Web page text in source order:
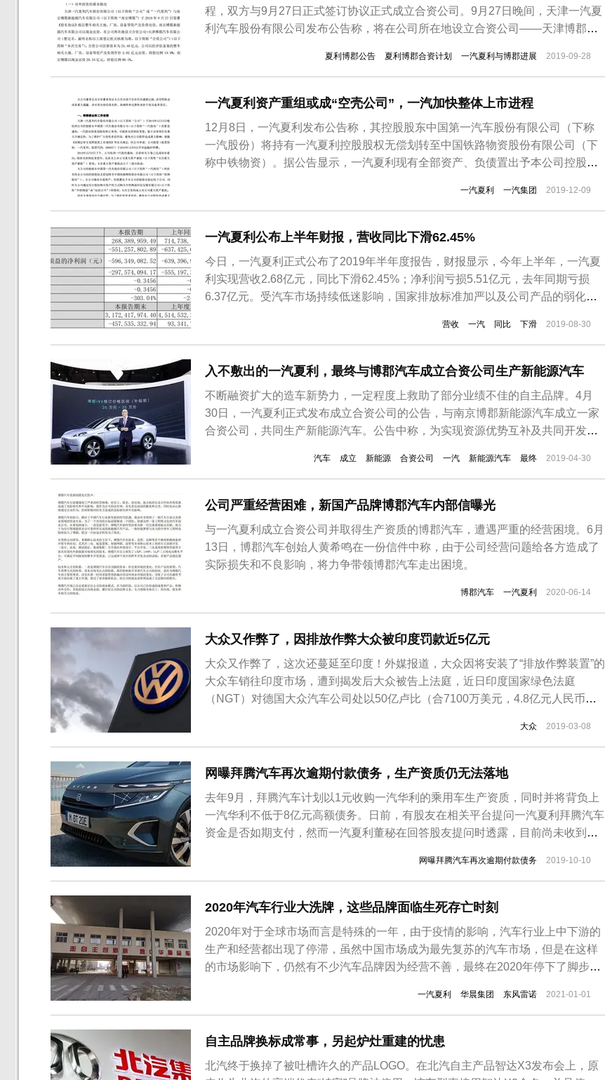
程，双方与9月27日正式签订协议正式成立合资公司。9月27日晚间，天津一汽夏
利汽车股份有限公司发布公告称，将在公司所在地设立合资公司——天津博郡汽
地、厂房、设备等资产及负债作价5.05亿元出资，持股比例19.9%；南京博郡新
能源汽车以现金出资20.34亿元，...
夏利博郡公告 夏利博郡合资计划 一汽夏利与博郡进展 2019-09-28
一汽夏利资产重组或成“空壳公司”，一汽加快整体上市进程
12月8日，一汽夏利发布公告称，其控股股东中国第一汽车股份有限公司（下称
一汽股份）将持有一汽夏利控股股权无偿划转至中国铁路物资股份有限公司（下
称中铁物资）。据公告显示，一汽夏利现有全部资产、负债置出予本公司控股股
公司（下称中铁物晟）控股权，本次交易构成上市公司重大资产重组。据启信宝
显示，中铁物晟科技发展有限公司成立于2018年7...
一汽夏利 一汽集团 2019-12-09
一汽夏利公布上半年财报，营收同比下滑62.45%
今日，一汽夏利正式公布了2019年半年度报告，财报显示，今年上半年，一汽夏
利实现营收2.68亿元，同比下滑62.45%；净利润亏损5.51亿元，去年同期亏损
6.37亿元。受汽车市场持续低迷影响，国家排放标准加严以及公司产品的弱化、
今年上半年，一汽夏利共生产威志和骏派轿车1126辆，同比下滑93.34%，销售
3929辆，同比下滑6...
营收 一汽 同比 下滑 2019-08-30
入不敷出的一汽夏利，最终与博郡汽车成立合资公司生产新能源汽车
不断融资扩大的造车新势力，一定程度上救助了部分业绩不佳的自主品牌。4月
30日，一汽夏利正式发布成立合资公司的公告，与南京博郡新能源汽车成立一家
合资公司，共同生产新能源汽车。公告中称，为实现资源优势互补及共同开发新
博郡新能源汽车有限公司以现金出资，在公司所在地成立合资公司，生产新能源
车型。一汽夏利利用自身资产，解决了公司后续发展以...
汽车 成立 新能源 合资公司 一汽 新能源汽车 最终 2019-04-30
公司严重经营困难，新国产品牌博郡汽车内部信曝光
与一汽夏利成立合资公司并取得生产资质的博郡汽车，遭遇严重的经营困境。6月
13日，博郡汽车创始人黄希鸣在一份信件中称，由于公司经营问题给各方造成了
实际损失和不良影响，将力争带领博郡汽车走出困境。
博郡汽车 一汽夏利 2020-06-14
大众又作弊了，因排放作弊大众被印度罚款近5亿元
大众又作弊了，这次还蔓延至印度！外媒报道，大众因将安装了“排放作弊装置”的
大众车销往印度市场，遭到揭发后大众被告上法庭，近日印度国家绿色法庭
（NGT）对德国大众汽车公司处以50亿卢比（合7100万美元，4.8亿元人民币）
化物（NOx）排放对印度空气造成了污染。在印度绿色法庭审理案件过程中，有
人还提出印度应该禁售大众汽车。大众排放...
大众 2019-03-08
网曝拜腾汽车再次逾期付款债务，生产资质仍无法落地
去年9月，拜腾汽车计划以1元收购一汽华利的乘用车生产资质，同时并将背负上
一汽华利不低于8亿元高额债务。日前，有股友在相关平台提问一汽夏利拜腾汽车
资金是否如期支付，然而一汽夏利董秘在回答股友提问时透露，目前尚未收到南
资质。随后，有媒体曝出拜腾汽车针对此事作出了回复“就付款相关事宜，拜腾与
一汽夏利始终保持着积极沟通，并对此进行了...
网曝拜腾汽车再次逾期付款债务 2019-10-10
2020年汽车行业大洗牌，这些品牌面临生死存亡时刻
2020年对于全球市场而言是特殊的一年，由于疫情的影响，汽车行业上中下游的
生产和经营都出现了停滞，虽然中国市场成为最先复苏的汽车市场，但是在这样
的市场影响下，仍然有不少汽车品牌因为经营不善，最终在2020年停下了脚步，
公司正式停止运营，股东双方对东风雷诺进行重组，雷诺将其持有的东风雷诺
50%股权转让给东风汽车集团，东风雷...
一汽夏利 华晨集团 东风雷诺 2021-01-01
自主品牌换标成常事，另起炉灶重建的忧患
北汽终于换掉了被吐槽许久的产品LOGO。在北汽自主产品智达X3发布会上，原